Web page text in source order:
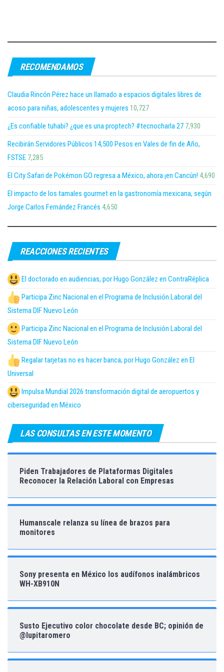
RECOMENDAMOS
Claudia Rincón Pérez hace un llamado a espacios digitales libres de
acoso para niñas, adolescentes y mujeres 10,727
¿Es confiable tuhabi? ¿que es una proptech? #tecnocharla 27 7,930
Recibirán Servidores Públicos 14,500 Pesos en Vales de fin de Año,
FSTSE 7,285
El City Safari de Pokémon GO regresa a México, ahora ¡en Cancún! 4,690
El impacto de los tamales gourmet en la gastronomía mexicana, según
Jorge Carlos Fernández Francés 4,650
REACCIONES RECIENTES
El doctorado en audiencias, por Hugo González en ContraRéplica
Participa Zinc Nacional en el Programa de Inclusión Laboral del
Sistema DIF Nuevo León
Participa Zinc Nacional en el Programa de Inclusión Laboral del
Sistema DIF Nuevo León
Regalar tarjetas no es hacer banca; por Hugo González en El
Universal
Impulsa Mundial 2026 transformación digital de aeropuertos y
ciberseguridad en México
LAS CONSULTAS EN ESTE MOMENTO
Piden Trabajadores de Plataformas Digitales
Reconocer la Relación Laboral con Empresas
Humanscale relanza su línea de brazos para
monitores
Sony presenta en México los audífonos inalámbricos
WH-XB910N
Susto Ejecutivo color chocolate desde BC; opinión de
@lupitaromero